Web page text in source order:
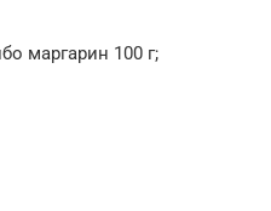
маргарин 100 г;